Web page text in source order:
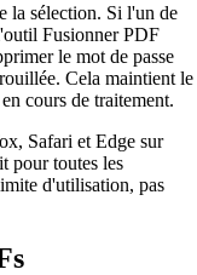
la sélection. Si l'un de
Fusionner PDF
le mot de passe
Cela maintient le
cours de traitement.
Safari et Edge sur
pour toutes les
d'utilisation, pas